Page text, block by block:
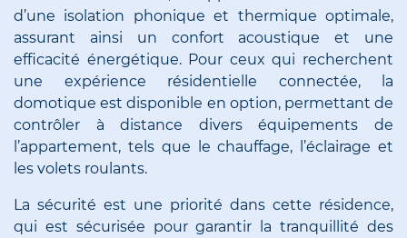
d’une isolation phonique et thermique optimale,
assurant ainsi un confort acoustique et une
efficacité énergétique. Pour ceux qui recherchent
une expérience résidentielle connectée, la
domotique est disponible en option, permettant de
contrôler à distance divers équipements de
l’appartement, tels que le chauffage, l’éclairage et
les volets roulants.
La sécurité est une priorité dans cette résidence,
qui est sécurisée pour garantir la tranquillité des